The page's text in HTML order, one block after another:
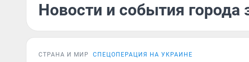
Новости и события города
СТРАНА И МИР СПЕЦОПЕРАЦИЯ НА УКРАИНЕ